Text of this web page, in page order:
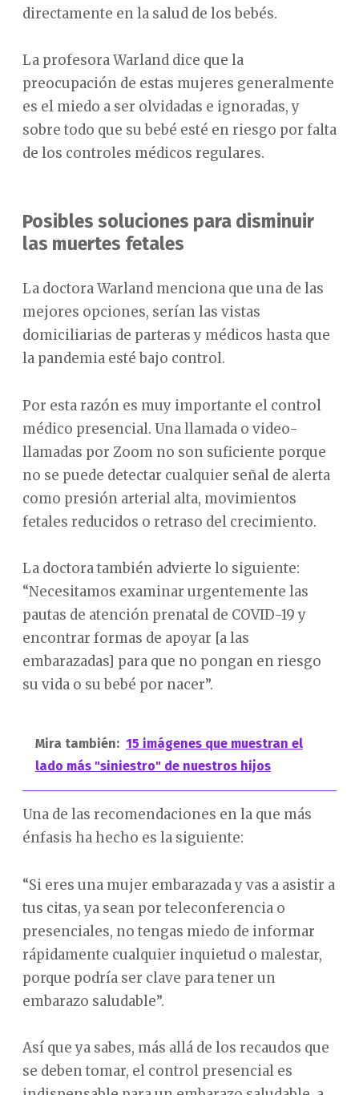
directamente en la salud de los bebés.
La profesora Warland dice que la
preocupación de estas mujeres generalmente
es el miedo a ser olvidadas e ignoradas, y
sobre todo que su bebé esté en riesgo por falta
de los controles médicos regulares.
Posibles soluciones para disminuir
las muertes fetales
La doctora Warland menciona que una de las
mejores opciones, serían las vistas
domiciliarias de parteras y médicos hasta que
la pandemia esté bajo control.
Por esta razón es muy importante el control
médico presencial. Una llamada o video-
llamadas por Zoom no son suficiente porque
no se puede detectar cualquier señal de alerta
como presión arterial alta, movimientos
fetales reducidos o retraso del crecimiento.
La doctora también advierte lo siguiente:
“Necesitamos examinar urgentemente las
pautas de atención prenatal de COVID-19 y
encontrar formas de apoyar [a las
embarazadas] para que no pongan en riesgo
su vida o su bebé por nacer”.
Mira también: 15 imágenes que muestran el
lado más "siniestro" de nuestros hijos
Una de las recomendaciones en la que más
énfasis ha hecho es la siguiente:
“Si eres una mujer embarazada y vas a asistir a
tus citas, ya sean por teleconferencia o
presenciales, no tengas miedo de informar
rápidamente cualquier inquietud o malestar,
porque podría ser clave para tener un
embarazo saludable”.
Así que ya sabes, más allá de los recaudos que
se deben tomar, el control presencial es